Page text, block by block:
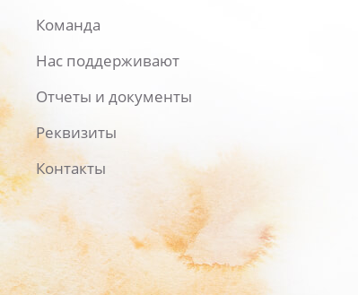
Команда
Нас поддерживают
Отчеты и документы
Реквизиты
Контакты